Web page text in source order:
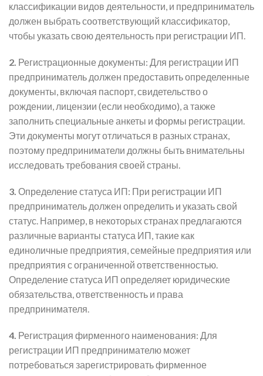
классификации видов деятельности, и предприниматель
должен выбрать соответствующий классификатор,
чтобы указать свою деятельность при регистрации ИП.
2. Регистрационные документы: Для регистрации ИП
предприниматель должен предоставить определенные
документы, включая паспорт, свидетельство о
рождении, лицензии (если необходимо), а также
заполнить специальные анкеты и формы регистрации.
Эти документы могут отличаться в разных странах,
поэтому предприниматели должны быть внимательны
исследовать требования своей страны.
3. Определение статуса ИП: При регистрации ИП
предприниматель должен определить и указать свой
статус. Например, в некоторых странах предлагаются
различные варианты статуса ИП, такие как
единоличные предприятия, семейные предприятия или
предприятия с ограниченной ответственностью.
Определение статуса ИП определяет юридические
обязательства, ответственность и права
предпринимателя.
4. Регистрация фирменного наименования: Для
регистрации ИП предпринимателю может
потребоваться зарегистрировать фирменное